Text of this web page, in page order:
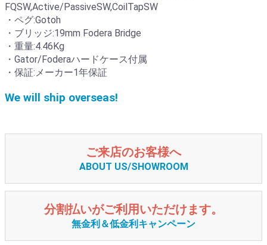
FQSW,Active/PassiveSW,CoilTapSW
・ペグ:Gotoh
・ブリッジ:19mm Fodera Bridge
・重量:4.46Kg
・Gator/Foderaハードケース付属
・保証:メーカー1年保証
We will ship overseas!
ご来店のお客様へ
ABOUT US/SHOWROOM
分割払いがご利用いただけます。
無金利＆低金利キャンペーン